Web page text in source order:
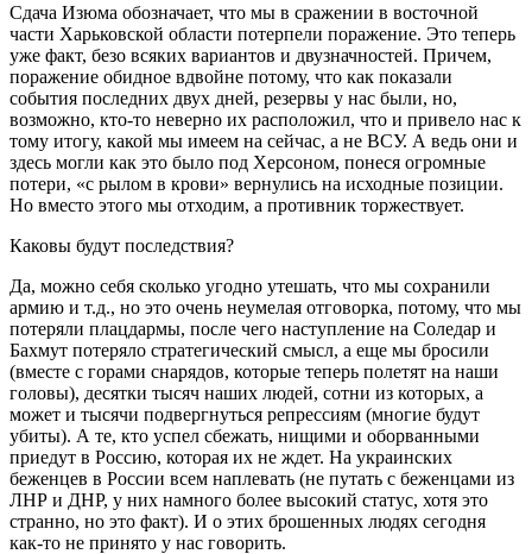
Сдача Изюма обозначает, что мы в сражении в восточной
части Харьковской области потерпели поражение. Это теперь
уже факт, безо всяких вариантов и двузначностей. Причем,
поражение обидное вдвойне потому, что как показали
события последних двух дней, резервы у нас были, но,
возможно, кто-то неверно их расположил, что и привело нас к
тому итогу, какой мы имеем на сейчас, а не ВСУ. А ведь они и
здесь могли как это было под Херсоном, понеся огромные
потери, «с рылом в крови» вернулись на исходные позиции.
Но вместо этого мы отходим, а противник торжествует.
Каковы будут последствия?
Да, можно себя сколько угодно утешать, что мы сохранили
армию и т.д., но это очень неумелая отговорка, потому, что мы
потеряли плацдармы, после чего наступление на Соледар и
Бахмут потеряло стратегический смысл, а еще мы бросили
(вместе с горами снарядов, которые теперь полетят на наши
головы), десятки тысяч наших людей, сотни из которых, а
может и тысячи подвергнуться репрессиям (многие будут
убиты). А те, кто успел сбежать, нищими и оборванными
приедут в Россию, которая их не ждет. На украинских
беженцев в России всем наплевать (не путать с беженцами из
ЛНР и ДНР, у них намного более высокий статус, хотя это
странно, но это факт). И о этих брошенных людях сегодня
как-то не принято у нас говорить.